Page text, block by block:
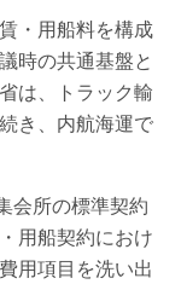
・用船料を構成
時の共通基盤と
は、トラック輸
き、内航海運で
会所の標準契約
用船契約におけ
用項目を洗い出